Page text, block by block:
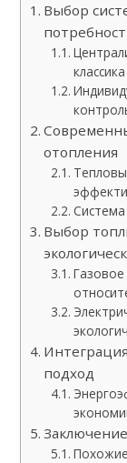
Выбор
классика
отопления
Выбор
подход
Заключение